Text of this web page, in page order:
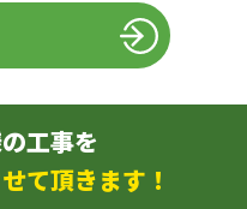
工事を
て頂きます！